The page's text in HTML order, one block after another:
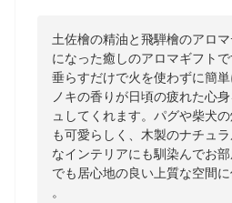
土佐檜の精油と飛騨檜のアロ
になった癒しのアロマギフト
垂らすだけで火を使わずに簡
ノキの香りが日頃の疲れた心
ュしてくれます。パグや柴犬
も可愛らしく、木製のナチュ
なインテリアにも馴染んでお
でも居心地の良い上質な空間
。